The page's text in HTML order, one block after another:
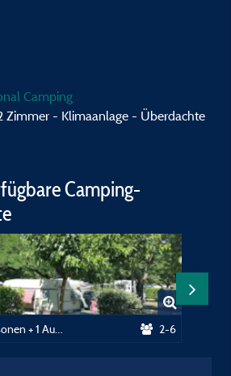
Camping
Zimmer - Klimaanlage - Überdachte
Camping-
2-6